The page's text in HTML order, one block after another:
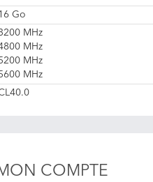
Go
MHz
MHz
MHz
MHz
COMPTE